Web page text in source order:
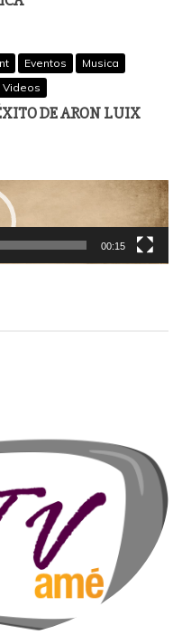
Eventos
Musica
Videos
DE ARON LUIX
00:15